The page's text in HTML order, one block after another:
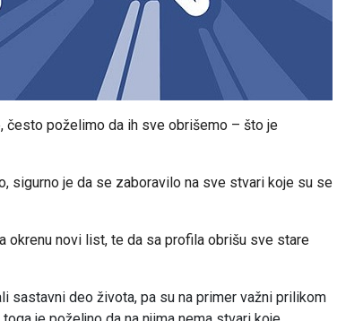
često poželimo da ih sve obrišemo – što je
sigurno je da se zaboravilo na sve stvari koje su se
novi list, te da sa profila obrišu sve stare
sastavni deo života, pa su na primer važni prilikom